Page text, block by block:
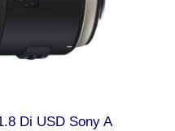
Di USD Sony A